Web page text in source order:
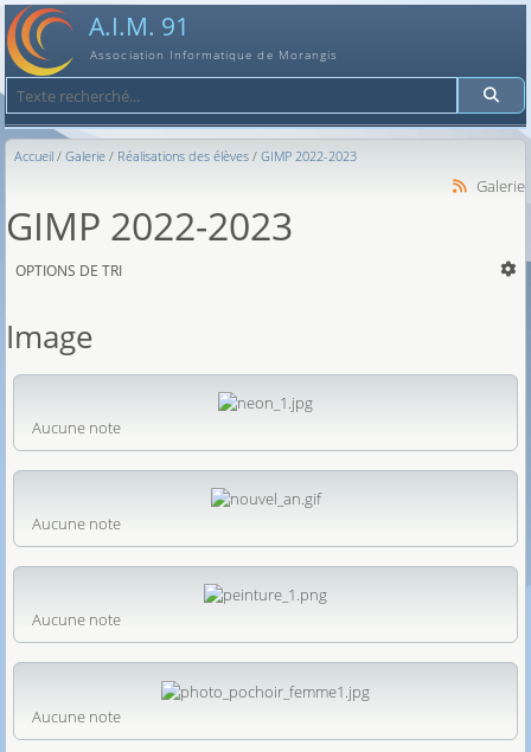
A.I.M. 91
Association Informatique de Morangis
Recherche
Accueil Galerie Réalisations des élèves GIMP 2022-2023
Galerie
GIMP 2022-2023
OPTIONS DE TRI
Image
Aucune note
Aucune note
Aucune note
Aucune note